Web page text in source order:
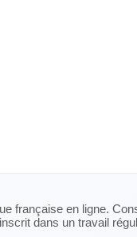
française en ligne.
dans un travail